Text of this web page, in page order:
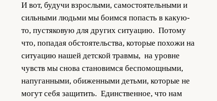
И вот, будучи взрослыми, самостоятельными и
сильными людьми мы боимся попасть в какую-
то, пустяковую для других ситуацию. Потому
что, попадая обстоятельства, которые похожи на
ситуацию нашей детской травмы, на уровне
чувств мы снова становимся беспомощными,
напуганными, обиженными детьми, которые не
могут себя защитить. Единственное, что нам